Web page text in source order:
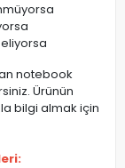
notebook
Ürünün
bilgi almak için